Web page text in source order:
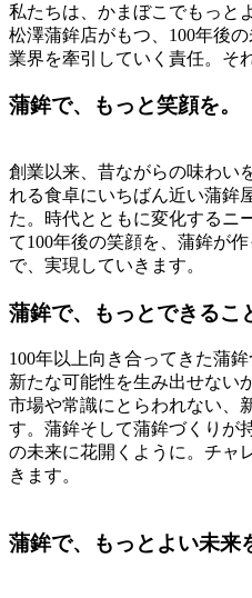
私たちは、かまぼこでもっと
松澤蒲鉾店がもつ、100年後
業界を牽引していく責任。そ
蒲鉾で、もっと笑顔を。
創業以来、昔ながらの味わい
れる食卓にいちばん近い蒲鉾
た。時代とともに変化するニ
て100年後の笑顔を、蒲鉾が
で、実現していきます。
蒲鉾で、もっとできるこ
100年以上向き合ってきた蒲
新たな可能性を生み出せない
市場や常識にとらわれない、
す。蒲鉾そして蒲鉾づくりが
の未来に花開くように。チャ
きます。
蒲鉾で、もっとよい未来